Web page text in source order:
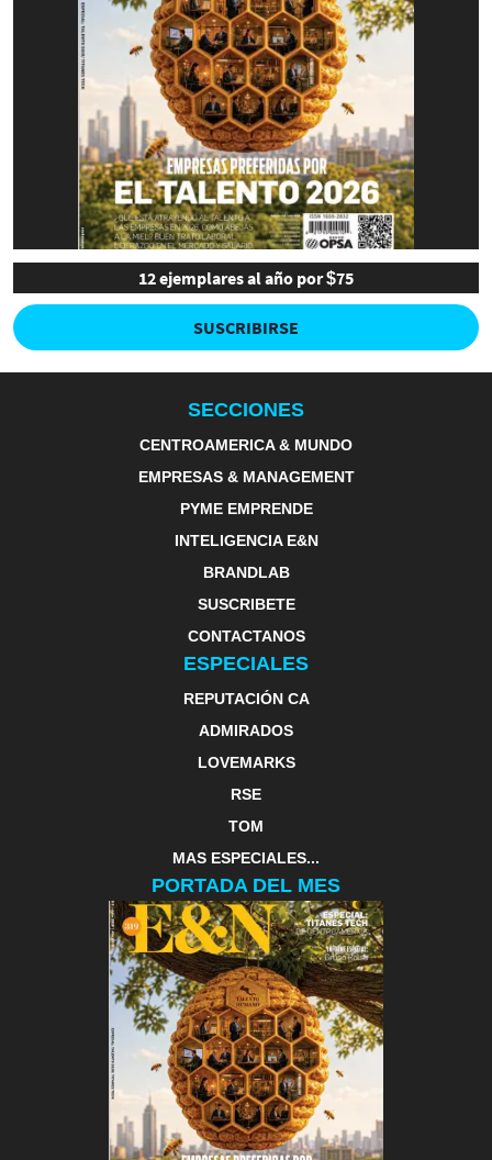
12 ejemplares al año por $75
SUSCRIBIRSE
SECCIONES
CENTROAMERICA & MUNDO
EMPRESAS & MANAGEMENT
PYME EMPRENDE
INTELIGENCIA E&N
BRANDLAB
SUSCRIBETE
CONTACTANOS
ESPECIALES
REPUTACIÓN CA
ADMIRADOS
LOVEMARKS
RSE
TOM
MAS ESPECIALES...
PORTADA DEL MES